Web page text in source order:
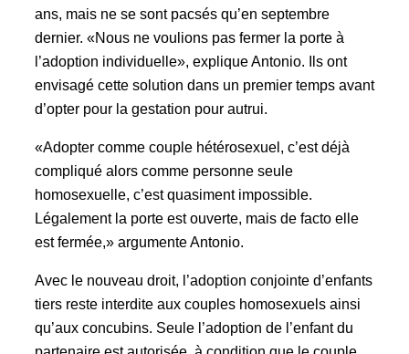
ans, mais ne se sont pacsés qu’en septembre
dernier. «Nous ne voulions pas fermer la porte à
l’adoption individuelle», explique Antonio. Ils ont
envisagé cette solution dans un premier temps avant
d’opter pour la gestation pour autrui.
«Adopter comme couple hétérosexuel, c’est déjà
compliqué alors comme personne seule
homosexuelle, c’est quasiment impossible.
Légalement la porte est ouverte, mais de facto elle
est fermée,» argumente Antonio.
Avec le nouveau droit, l’adoption conjointe d’enfants
tiers reste interdite aux couples homosexuels ainsi
qu’aux concubins. Seule l’adoption de l’enfant du